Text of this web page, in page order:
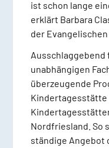
ist schon lange
erklärt Barbara
der
unabhängigen
überzeugende
Kindertagesstätte
Nordfriesland. So
ständige Angebot